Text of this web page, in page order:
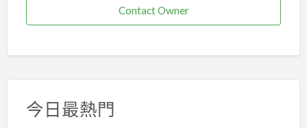
Contact Owner
今日最熱門